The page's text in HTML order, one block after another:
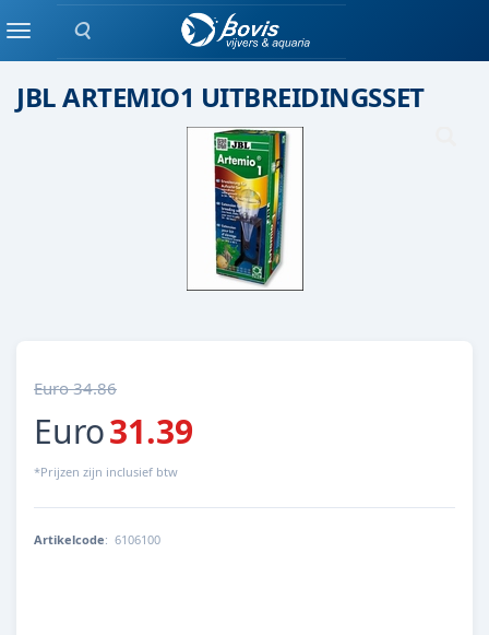
Zoeken
MenuKWEKEN
JBL ARTEMIO1 UITBREIDINGSSET
Euro 34.86
Euro31.39
*Prijzen zijn inclusief btw
Artikelcode: 6106100